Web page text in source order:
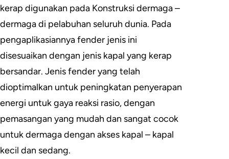
kerap digunakan pada Konstruksi dermaga –
dermaga di pelabuhan seluruh dunia. Pada
pengaplikasiannya fender jenis ini
disesuaikan dengan jenis kapal yang kerap
bersandar. Jenis fender yang telah
dioptimalkan untuk peningkatan penyerapan
energi untuk gaya reaksi rasio, dengan
pemasangan yang mudah dan sangat cocok
untuk dermaga dengan akses kapal – kapal
kecil dan sedang.